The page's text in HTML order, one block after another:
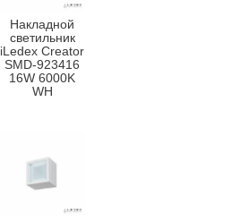
Накладной
светильник
iLedex Creator
SMD-923416
16W 6000K
WH